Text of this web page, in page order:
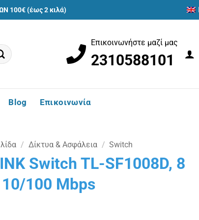
100€ (έως 2 κιλά)
Επικοινωνήστε μαζί μας
2310588101
Blog Επικοινωνία
/ Δίκτυα & Ασφάλεια / Switch
Switch TL-SF1008D, 8
100 Mbps